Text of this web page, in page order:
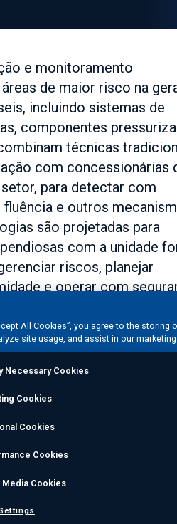
e monitoramento
de maior risco na
incluindo sistemas de
componentes
técnicas
com concessionárias
para detectar com
e outros
são projetadas para
com a unidade
riscos, planejar
e operar com
de
All Cookies”, you agree to the
site usage, and assist in our
Necessary Cookies
Cookies
Cookies
Cookies
Media Cookies